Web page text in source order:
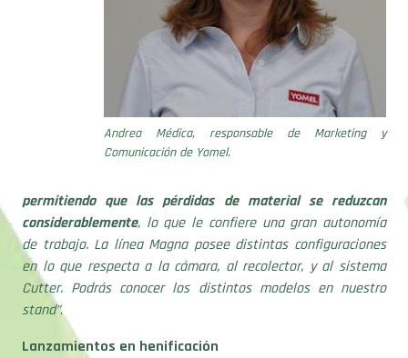
Andrea Médica, responsable de Marketing y
Comunicación de Yomel.
permitiendo que las pérdidas de material se reduzcan
considerablemente, lo que le confiere una gran autonomía
de trabajo. La línea Magna posee distintas configuraciones
en lo que respecta a la cámara, al recolector, y al sistema
Cutter. Podrás conocer los distintos modelos en nuestro
stand”.
Lanzamientos en henificación